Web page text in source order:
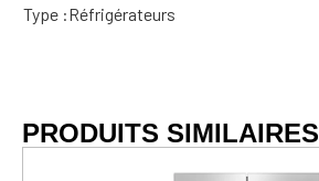
Type :Réfrigérateurs
PRODUITS SIMILAIRES